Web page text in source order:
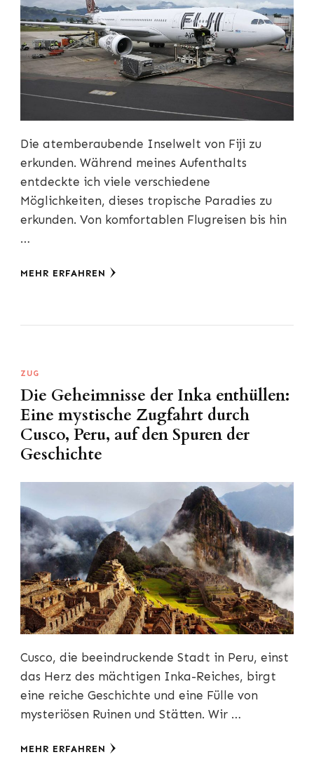
Die atemberaubende Inselwelt von Fiji zu
erkunden. Während meines Aufenthalts
entdeckte ich viele verschiedene
Möglichkeiten, dieses tropische Paradies zu
erkunden. Von komfortablen Flugreisen bis hin
…
MEHR ERFAHREN
ZUG
Die Geheimnisse der Inka enthüllen:
Eine mystische Zugfahrt durch
Cusco, Peru, auf den Spuren der
Geschichte
Cusco, die beeindruckende Stadt in Peru, einst
das Herz des mächtigen Inka-Reiches, birgt
eine reiche Geschichte und eine Fülle von
mysteriösen Ruinen und Stätten. Wir …
MEHR ERFAHREN